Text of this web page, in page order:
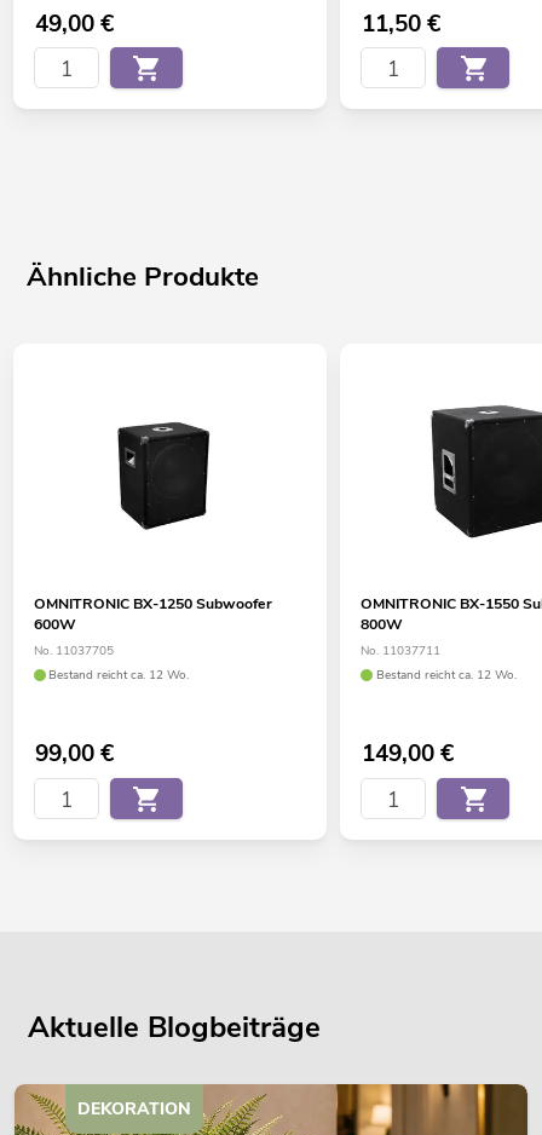
49,00€ 11,50€
Ähnliche Produkte
OMNITRONIC BX-1250 Subwoofer
600W
No. 11037705
Bestand reicht ca. 12 Wo.
99,00€
OMNITRONIC BX-1550
800W
No. 11037711
Bestand reicht ca. 12 Wo.
149,00€
Aktuelle Blogbeiträge
DEKORATION